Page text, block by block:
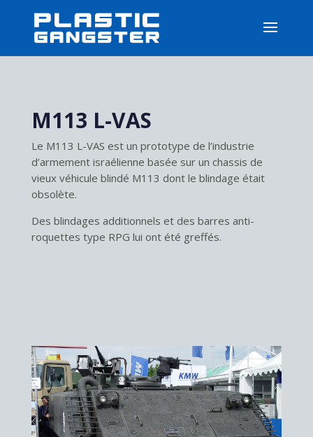
M113 L-VAS
Le M113 L-VAS est un prototype de l’industrie
d’armement israélienne basée sur un chassis de
vieux véhicule blindé M113 dont le blindage était
obsolète.
Des blindages additionnels et des barres anti-
roquettes type RPG lui ont été greffés.